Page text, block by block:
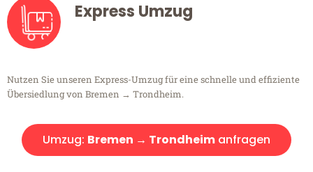
Express Umzug
Nutzen Sie unseren Express-Umzug für eine schnelle und effiziente
Übersiedlung von Bremen → Trondheim.
Umzug: Bremen → Trondheim anfragen